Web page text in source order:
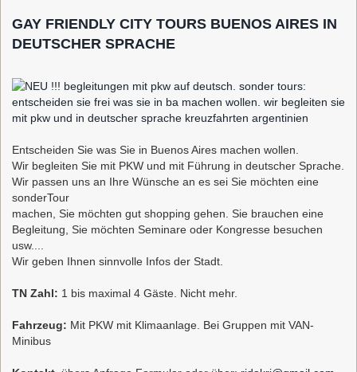
GAY FRIENDLY CITY TOURS BUENOS AIRES IN
DEUTSCHER SPRACHE
Entscheiden Sie was Sie in Buenos Aires machen wollen.
Wir begleiten Sie mit PKW und mit Führung in deutscher Sprache.
Wir passen uns an Ihre Wünsche an es sei Sie möchten eine
sonderTour
machen, Sie möchten gut shopping gehen. Sie brauchen eine
Begleitung, Sie möchten Seminare oder Kongresse besuchen
usw....
Wir geben Ihnen sinnvolle Infos der Stadt.
TN Zahl: 1 bis maximal 4 Gäste. Nicht mehr.
Fahrzeug: Mit PKW mit Klimaanlage. Bei Gruppen mit VAN-
Minibus